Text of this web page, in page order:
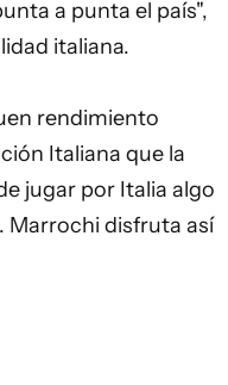
a punta el país",
italiana.
rendimiento
Italiana que la
jugar por Italia algo
Marrochi disfruta así